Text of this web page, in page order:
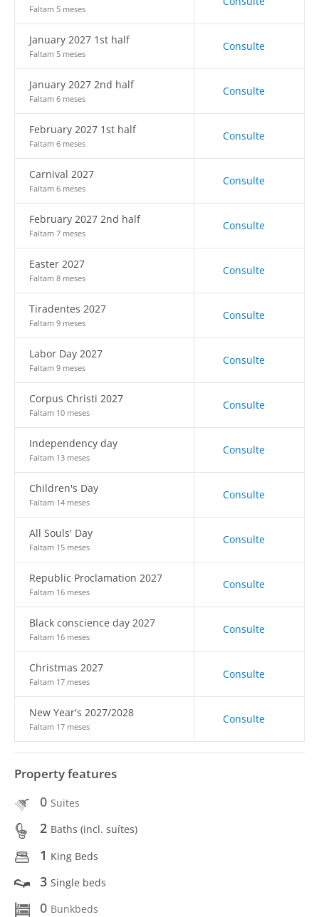
Faltam 5 meses
January 2027 1st half
Faltam 5 meses
Consulte
January 2027 2nd half
Faltam 6 meses
Consulte
February 2027 1st half
Faltam 6 meses
Consulte
Carnival 2027
Faltam 6 meses
Consulte
February 2027 2nd half
Faltam 7 meses
Consulte
Easter 2027
Faltam 8 meses
Consulte
Tiradentes 2027
Faltam 9 meses
Consulte
Labor Day 2027
Faltam 9 meses
Consulte
Corpus Christi 2027
Faltam 10 meses
Consulte
Independency day
Faltam 13 meses
Consulte
Children's Day
Faltam 14 meses
Consulte
All Souls' Day
Faltam 15 meses
Consulte
Republic Proclamation 2027
Faltam 16 meses
Consulte
Black conscience day 2027
Faltam 16 meses
Consulte
Christmas 2027
Faltam 17 meses
Consulte
New Year's 2027/2028
Faltam 17 meses
Consulte
Property features
0 Suites
2 Baths (incl. suítes)
1 King Beds
3 Single beds
0 Bunkbeds